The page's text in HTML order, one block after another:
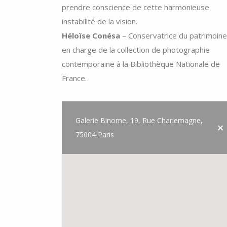
prendre conscience de cette harmonieuse
instabilité de la vision.
Héloïse Conésa – Conservatrice du
en charge de la collection de photographie
contemporaine à la Bibliothèque Nationale de
France.
Galerie Binome, 19, Rue Charlemagne,
75004 Paris